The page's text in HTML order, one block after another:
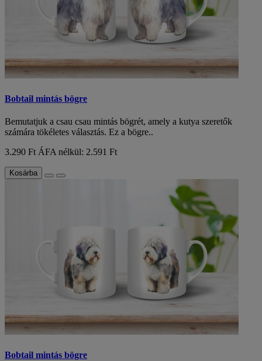
Bobtail mintás bögre
Bemutatjuk a csau csau mintás bögrét, amely a kutya szeretők
számára tökéletes választás. Ez a bögre..
3.290 Ft ÁFA nélkül: 2.591 Ft
Kosárba
Bobtail mintás bögre